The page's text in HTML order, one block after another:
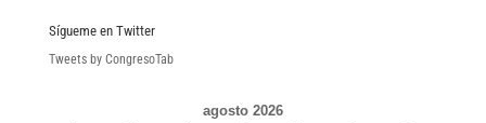
Sígueme en Twitter
Tweets by CongresoTab
agosto 2026